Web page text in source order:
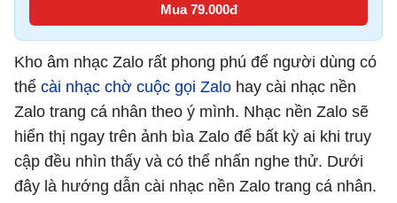
Mua 79.000đ
Kho âm nhạc Zalo rất phong phú để người dùng có
thể cài nhạc chờ cuộc gọi Zalo hay cài nhạc nền
Zalo trang cá nhân theo ý mình. Nhạc nền Zalo sẽ
hiển thị ngay trên ảnh bìa Zalo để bất kỳ ai khi truy
cập đều nhìn thấy và có thể nhấn nghe thử. Dưới
đây là hướng dẫn cài nhạc nền Zalo trang cá nhân.